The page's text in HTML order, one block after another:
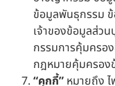
ข้อมูลพันธุกรรม
เจ้าของข้อมูลส่ว
กรรมการคุ้มครอ
กฎหมายคุ้มครอ
“คุกกี้” หมายถึง